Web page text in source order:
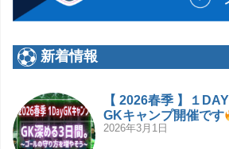
新着情報
【 2026春季 】１
GKキャンプ開催です
2026年3月1日